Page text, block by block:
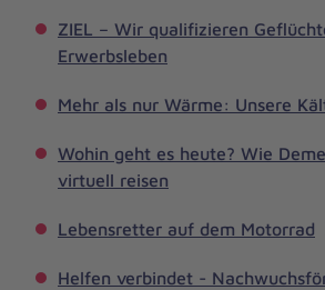
ZIEL – Wir qualifizieren
Erwerbsleben
Mehr als nur Wärme: Unsere
Wohin geht es heute? Wie
virtuell reisen
Lebensretter auf dem Motorrad
Helfen verbindet -